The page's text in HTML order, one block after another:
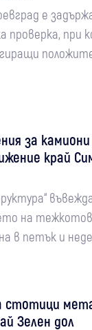
е
проверка, при
за камиони
край
на
в петък и
стотици
Зелен дол